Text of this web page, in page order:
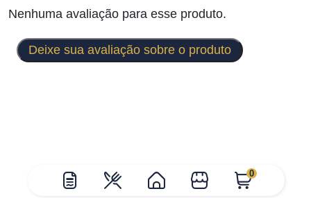
0
Nenhuma avaliação para esse produto.
Deixe sua avaliação sobre o produto